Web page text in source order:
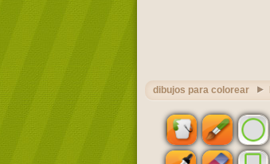
dibujos para colorear